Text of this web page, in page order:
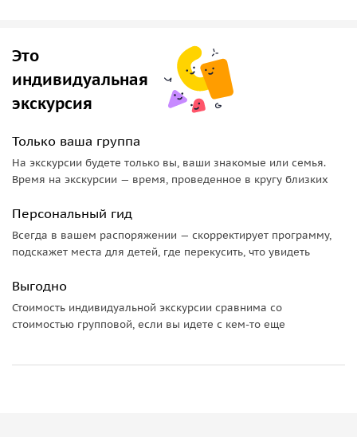
местных обычаях и окунитесь в атмосферу уважения и
умиротворения.
Красоты залива Цицзы
Завершите день прогулкой по берегу
известного своими чистыми голубыми водами, гладкой
галькой и нетронутыми пляжами. Насладитесь видом
Это
индивидуальная
экскурсия
Только ваша группа
На экскурсии будете только вы, ваши знакомые или семья.
Время на экскурсии — время, проведенное в кругу близких
Персональный гид
Всегда в вашем распоряжении — скорректирует программу,
подскажет места для детей, где перекусить, что увидеть
Выгодно
Стоимость индивидуальной экскурсии сравнима со
стоимостью групповой, если вы идете с кем-то еще